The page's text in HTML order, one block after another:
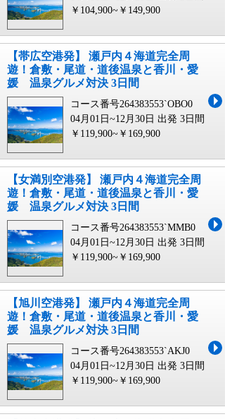
￥104,900~￥149,900
【帯広空港発】 瀬戸内４海道完全周
遊！倉敷・尾道・道後温泉と香川・愛
媛 温泉グルメ対決 3日間
コース番号264383553`OBO0
04月01日~12月30日 出発 3日間
￥119,900~￥169,900
【女満別空港発】 瀬戸内４海道完全周
遊！倉敷・尾道・道後温泉と香川・愛
媛 温泉グルメ対決 3日間
コース番号264383553`MMB0
04月01日~12月30日 出発 3日間
￥119,900~￥169,900
【旭川空港発】 瀬戸内４海道完全周
遊！倉敷・尾道・道後温泉と香川・愛
媛 温泉グルメ対決 3日間
コース番号264383553`AKJ0
04月01日~12月30日 出発 3日間
￥119,900~￥169,900